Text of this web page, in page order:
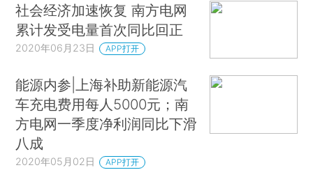
社会经济加速恢复 南方电网
累计发受电量首次同比回正
2020年06月23日 APP打开
能源内参|上海补助新能源汽
车充电费用每人5000元；南
方电网一季度净利润同比下滑
八成
2020年05月02日 APP打开